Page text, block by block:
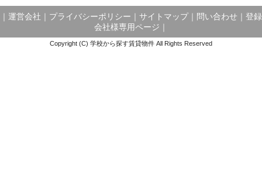
運営会社 プライバシーポリシー サイトマップ｜ 問い合わせ
登録
会社様専用ページ
Copyright (C) 学校から探す賃貸物件 All Rights Reserved